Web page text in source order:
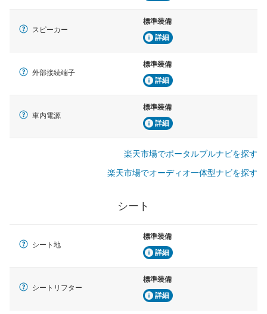
スピーカー
標準装備
詳細
外部接続端子
標準装備
詳細
車内電源
標準装備
詳細
楽天市場でポータルブルナビを探す
楽天市場でオーディオ一体型ナビを探す
シート
シート地
標準装備
詳細
シートリフター
標準装備
詳細